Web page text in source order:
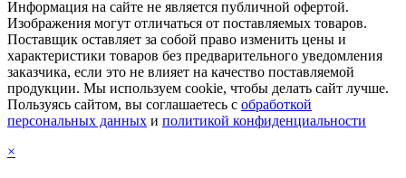
Информация на сайте не является публичной офертой.
Изображения могут отличаться от поставляемых товаров.
Поставщик оставляет за собой право изменить цены и
характеристики товаров без предварительного уведомления
заказчика, если это не влияет на качество поставляемой
продукции. Мы используем cookie, чтобы делать сайт лучше.
Пользуясь сайтом, вы соглашаетесь с обработкой
персональных данных и политикой конфиденциальности
×